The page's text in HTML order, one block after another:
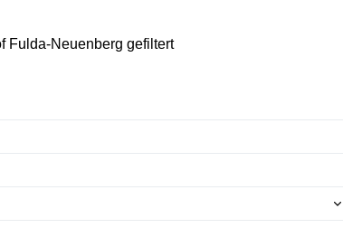
Fulda-Neuenberg gefiltert